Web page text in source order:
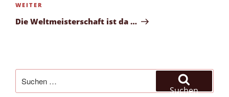
Nächster
Beitrag
WEITER
Die Weltmeisterschaft ist da …
nach:
Suchen